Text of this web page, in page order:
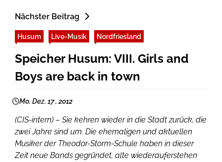
Nächster Beitrag
Husum Live-Musik Nordfriesland
Speicher Husum: VIII. Girls and
Boys are back in town
Mo. Dez. 17 , 2012
(CIS-intern) – Sie kehren wieder in die Stadt zurück, die
zwei Jahre sind um. Die ehemaligen und aktuellen
Musiker der Theodor-Storm-Schule haben in dieser
Zeit neue Bands gegründet, alte wiederauferstehen